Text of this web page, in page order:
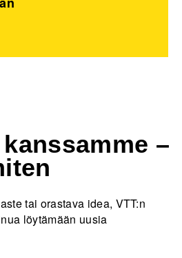
–
tai orastava idea, VTT:n
löytämään uusia